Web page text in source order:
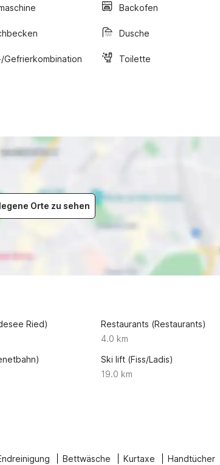
Backofen
Dusche
Gefrierkombination Toilette
Orte zu sehen
Ried)
Restaurants (Restaurants)
4.0 km
Ski lift (Fiss/Ladis)
19.0 km
Bettwäsche Kurtaxe
Handtücher